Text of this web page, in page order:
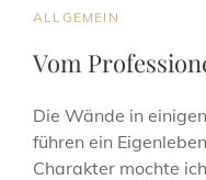
CAT
ALLGEMEIN
Vom
Die Wände in
führen ein
Charakter mochte